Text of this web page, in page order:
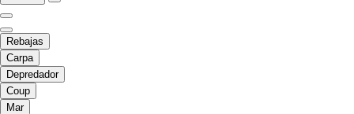
Rebajas
Carpa
Depredador
Coup
Mar